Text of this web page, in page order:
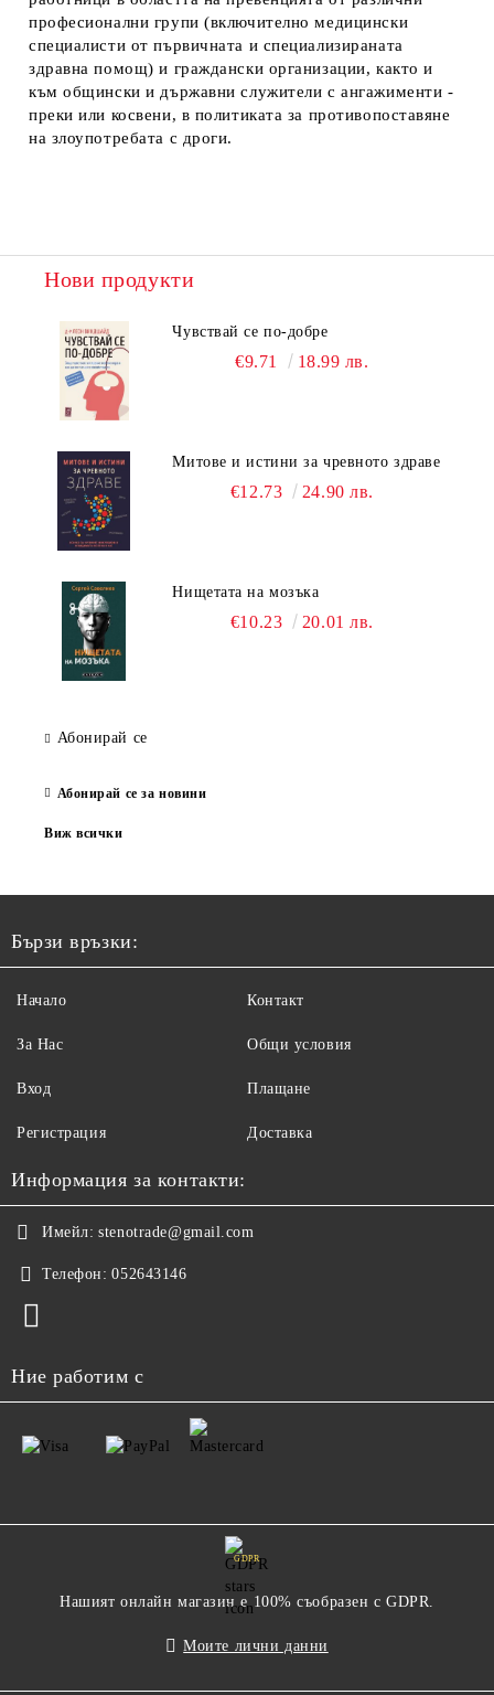
професионални групи (включително медицински
специалисти от първичната и специализираната
здравна помощ) и граждански организации, както и
към общински и държавни служители с ангажименти -
преки или косвени, в политиката за противопоставяне
на злоупотребата с дроги.
Нови продукти
Чувствай се по-добре
€9.71 18.99 лв.
Митове и истини за чревното здраве
€12.73 24.90 лв.
Нищетата на мозъка
€10.23 20.01 лв.
Абонирай се
Абонирай се за новини
Виж всички
Бързи връзки:
Начало
За Нас
Вход
Регистрация
Контакт
Общи условия
Плащане
Доставка
Информация за контакти:
Имейл: stenotrade@gmail.com
Телефон: 052643146
Ние работим с
GDPR
Нашият онлайн магазин е 100% съобразен с GDPR.
Моите лични данни